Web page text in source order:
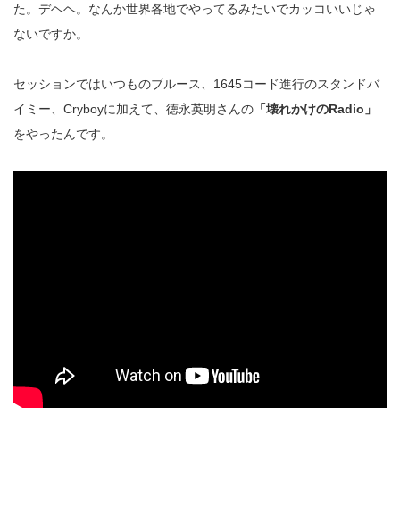
た。デヘヘ。なんか世界各地でやってるみたいでカッコいいじゃ
ないですか。
セッションではいつものブルース、 1645コード進行のスタンドバ
イミー、 Cryboyに加えて、徳永英明さんの 「壊れかけのRadio 」
をやったんです。